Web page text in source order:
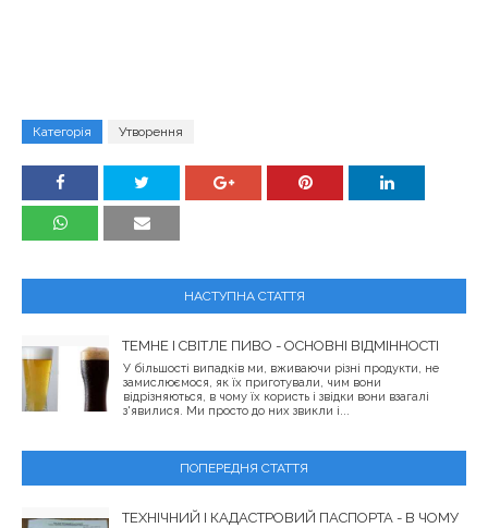
Категорія Утворення
НАСТУПНА СТАТТЯ
ТЕМНЕ І СВІТЛЕ ПИВО - ОСНОВНІ ВІДМІННОСТІ
У більшості випадків ми, вживаючи різні продукти, не
замислюємося, як їх приготували, чим вони
відрізняються, в чому їх користь і звідки вони взагалі
з'явилися. Ми просто до них звикли і...
ПОПЕРЕДНЯ СТАТТЯ
ТЕХНІЧНИЙ І КАДАСТРОВИЙ ПАСПОРТА - В ЧОМУ